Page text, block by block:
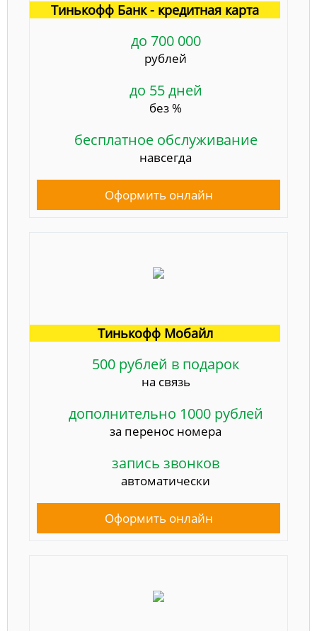
Тинькофф Банк - кредитная карта
до 700 000
рублей
до 55 дней
без %
бесплатное обслуживание
навсегда
Оформить онлайн
Тинькофф Мобайл
500 рублей в подарок
на связь
дополнительно 1000 рублей
за перенос номера
запись звонков
автоматически
Оформить онлайн